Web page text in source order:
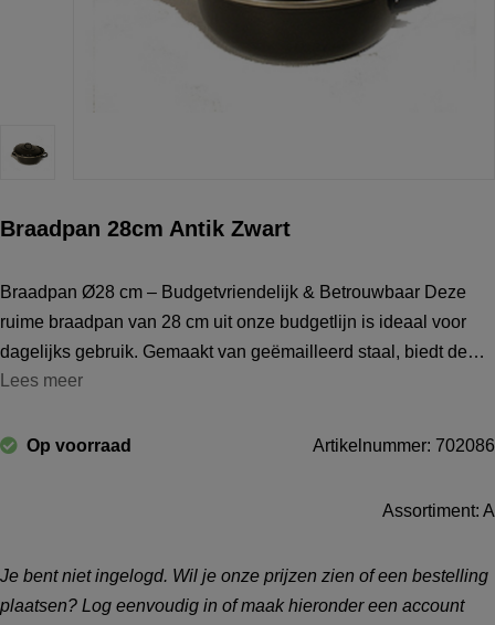
Braadpan 28cm Antik Zwart
Braadpan Ø28 cm – Budgetvriendelijk & Betrouwbaar Deze
ruime braadpan van 28 cm uit onze budgetlijn is ideaal voor
dagelijks gebruik. Gemaakt van geëmailleerd staal, biedt de
pan een goede warmteverdeling en is hij geschikt voor het
Lees meer
Op voorraad Artikelnummer: 702086
Assortiment: A
Je bent niet ingelogd. Wil je onze prijzen zien of een bestelling
plaatsen? Log eenvoudig in of maak hieronder een account